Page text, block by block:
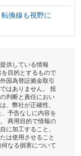
換線も視野に
供している情報
を目的とするもので
国為替証拠金取引
はありません。 投
判断と責任におい
、弊社が正確性、
予告なしに内容を
商用目的で情報の
に加工すること、
は使用させること
なる損害について